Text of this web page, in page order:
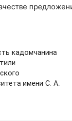
кадомчанина
имени С. А.